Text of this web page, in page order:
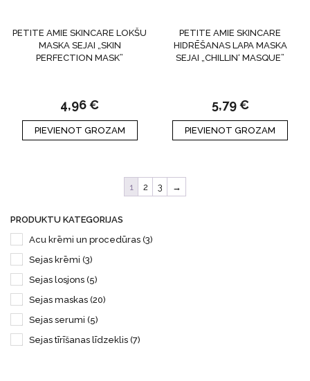
PETITE AMIE SKINCARE LOKŠU
MASKA SEJAI „SKIN
PERFECTION MASK”
4,96€
PIEVIENOT GROZAM
PETITE AMIE SKINCARE
HIDRĒŠANAS LAPA MASKA
SEJAI „CHILLIN‘ MASQUE”
5,79€
PIEVIENOT GROZAM
1 2 3 →
PRODUKTU KATEGORIJAS
Acu krēmi un procedūras (3)
Sejas krēmi (3)
Sejas losjons (5)
Sejas maskas (20)
Sejas serumi (5)
Sejas tīrīšanas līdzeklis (7)